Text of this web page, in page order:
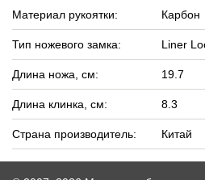
Материал рукоятки: Карбон
Тип ножевого замка: Liner
Длина ножа, см: 19.7
Длина клинка, см: 8.3
Страна производитель: Китай